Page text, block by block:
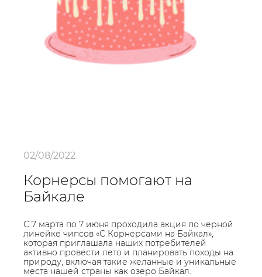
02/08/2022
Корнерсы помогают на
Байкале
С 7 марта по 7 июня проходила акция по черной
линейке чипсов «С Корнерсами на Байкал»,
которая приглашала наших потребителей
активно провести лето и планировать походы на
природу, включая такие желанные и уникальные
места нашей страны как озеро Байкал.